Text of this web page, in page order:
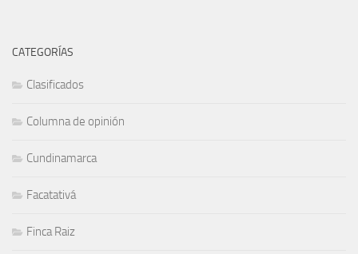
CATEGORÍAS
Clasificados
Columna de opinión
Cundinamarca
Facatativá
Finca Raiz